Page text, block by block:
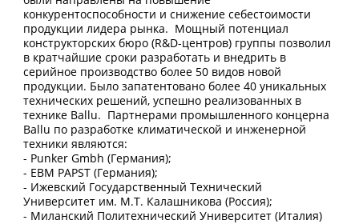
конкурентоспособности и снижение себестоимости
продукции лидера рынка. Мощный потенциал
конструкторских бюро (R&D-центров) группы позволил
в кратчайшие сроки разработать и внедрить в
серийное производство более 50 видов новой
продукции. Было запатентовано более 40 уникальных
технических решений, успешно реализованных в
технике Ballu. Партнерами промышленного концерна
Ballu по разработке климатической и инженерной
техники являются:
- Punker Gmbh (Германия);
- EBM PAPST (Германия);
- Ижевский Государственный Технический
Университет им. М.Т. Калашникова (Россия);
- Миланский Политехнический Университет (Италия)